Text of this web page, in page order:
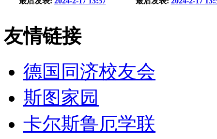
友情链接
德国同济校友会
斯图家园
卡尔斯鲁厄学联